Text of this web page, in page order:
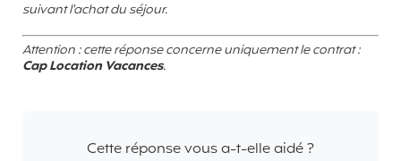
suivant l'achat du séjour.
Attention : cette réponse concerne uniquement le contrat :
Cap Location Vacances.
Cette réponse vous a-t-elle aidé ?